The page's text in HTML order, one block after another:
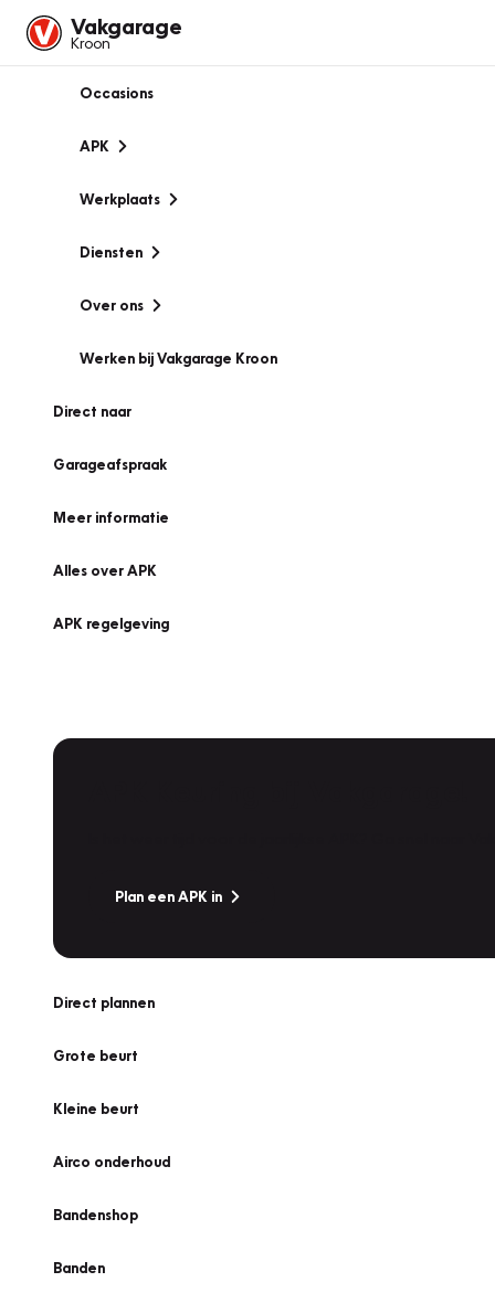
Vakgarage
Kroon
Occasions
APK
Werkplaats
Diensten
Over ons
Werken bij Vakgarage Kroon
Direct naar
Garageafspraak
Meer informatie
Alles over APK
APK regelgeving
Plan een APK in
Direct plannen
Grote beurt
Kleine beurt
Airco onderhoud
Bandenshop
Banden